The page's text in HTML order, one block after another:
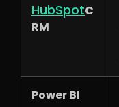
HubSpotC
RM
Power BI